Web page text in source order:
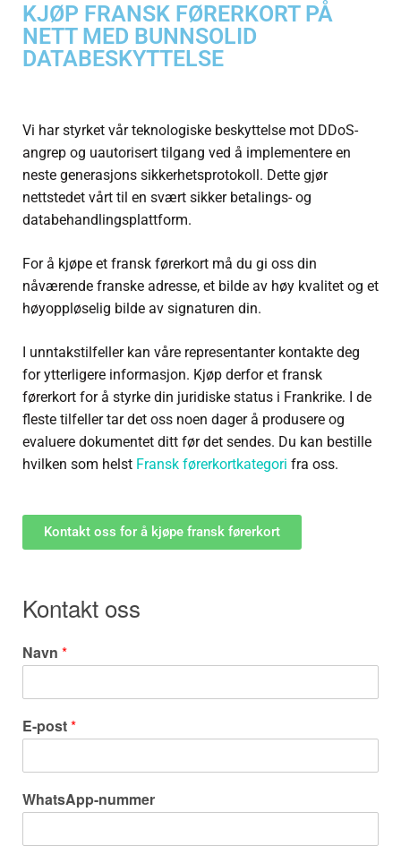
KJØP FRANSK FØRERKORT PÅ
NETT MED BUNNSOLID
DATABESKYTTELSE
Vi har styrket vår teknologiske beskyttelse mot DDoS-
angrep og uautorisert tilgang ved å implementere en
neste generasjons sikkerhetsprotokoll. Dette gjør
nettstedet vårt til en svært sikker betalings- og
databehandlingsplattform.
For å kjøpe et fransk førerkort må du gi oss din
nåværende franske adresse, et bilde av høy kvalitet og et
høyoppløselig bilde av signaturen din.
I unntakstilfeller kan våre representanter kontakte deg
for ytterligere informasjon. Kjøp derfor et fransk
førerkort for å styrke din juridiske status i Frankrike. I de
fleste tilfeller tar det oss noen dager å produsere og
evaluere dokumentet ditt før det sendes. Du kan bestille
hvilken som helst Fransk førerkortkategori fra oss.
Kontakt oss for å kjøpe fransk førerkort
Kontakt oss
Navn *
E-post*
WhatsApp-nummer